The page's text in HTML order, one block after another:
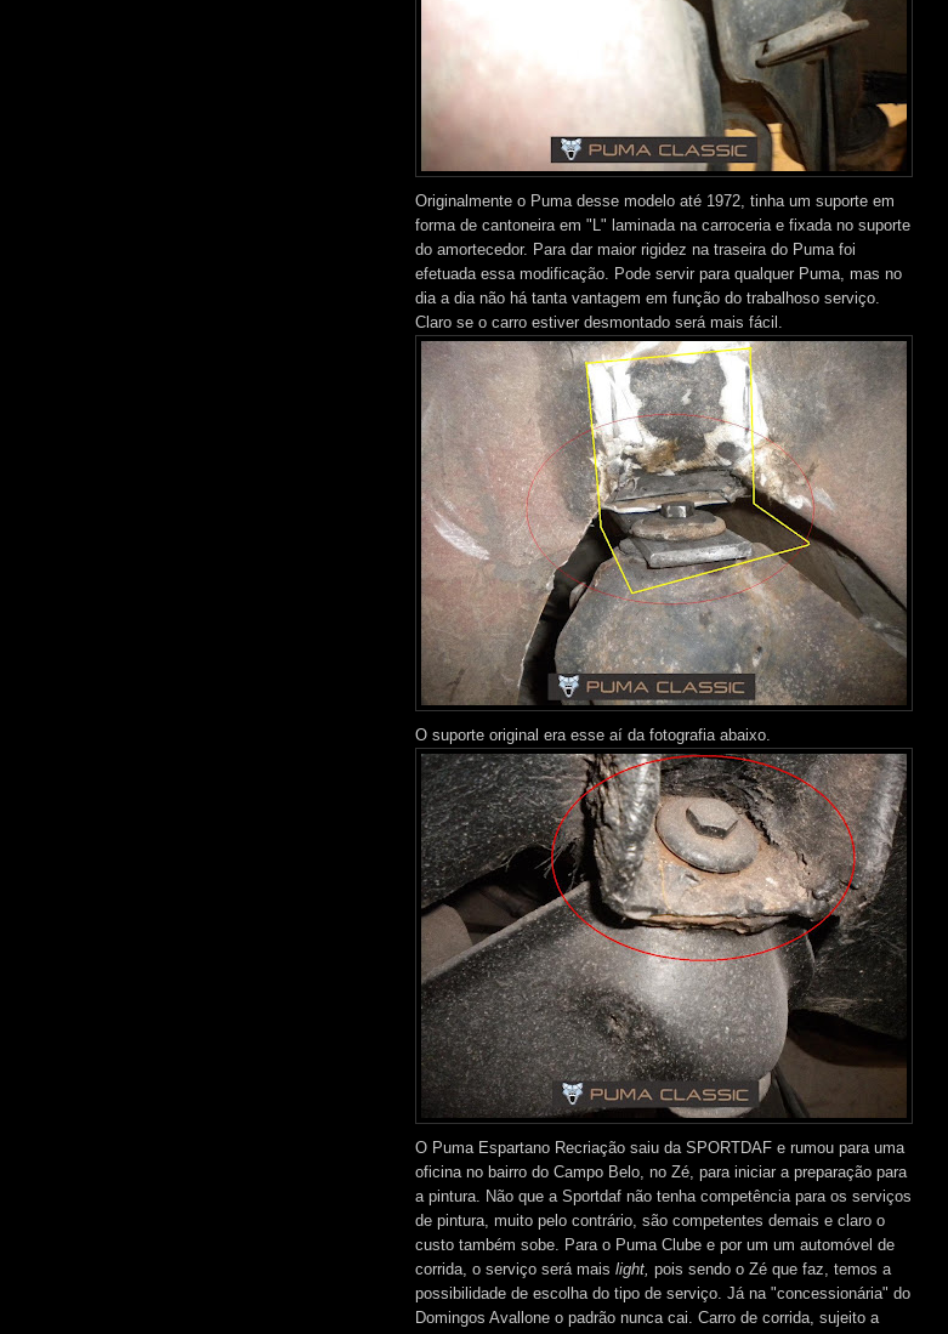
Originalmente o Puma desse modelo até 1972, tinha um suporte em
forma de cantoneira em "L" laminada na carroceria e fixada no suporte
do amortecedor. Para dar maior rigidez na traseira do Puma foi
efetuada essa modificação. Pode servir para qualquer Puma, mas no
dia a dia não há tanta vantagem em função do trabalhoso serviço.
Claro se o carro estiver desmontado será mais fácil.
O suporte original era esse aí da fotografia abaixo.
O Puma Espartano Recriação saiu da SPORTDAF e rumou para uma
oficina no bairro do Campo Belo, no Zé, para iniciar a preparação para
a pintura. Não que a Sportdaf não tenha competência para os serviços
de pintura, muito pelo contrário, são competentes demais e claro o
custo também sobe. Para o Puma Clube e por um um automóvel de
corrida, o serviço será mais light, pois sendo o Zé que faz, temos a
possibilidade de escolha do tipo de serviço. Já na "concessionária" do
Domingos Avallone o padrão nunca cai. Carro de corrida, sujeito a